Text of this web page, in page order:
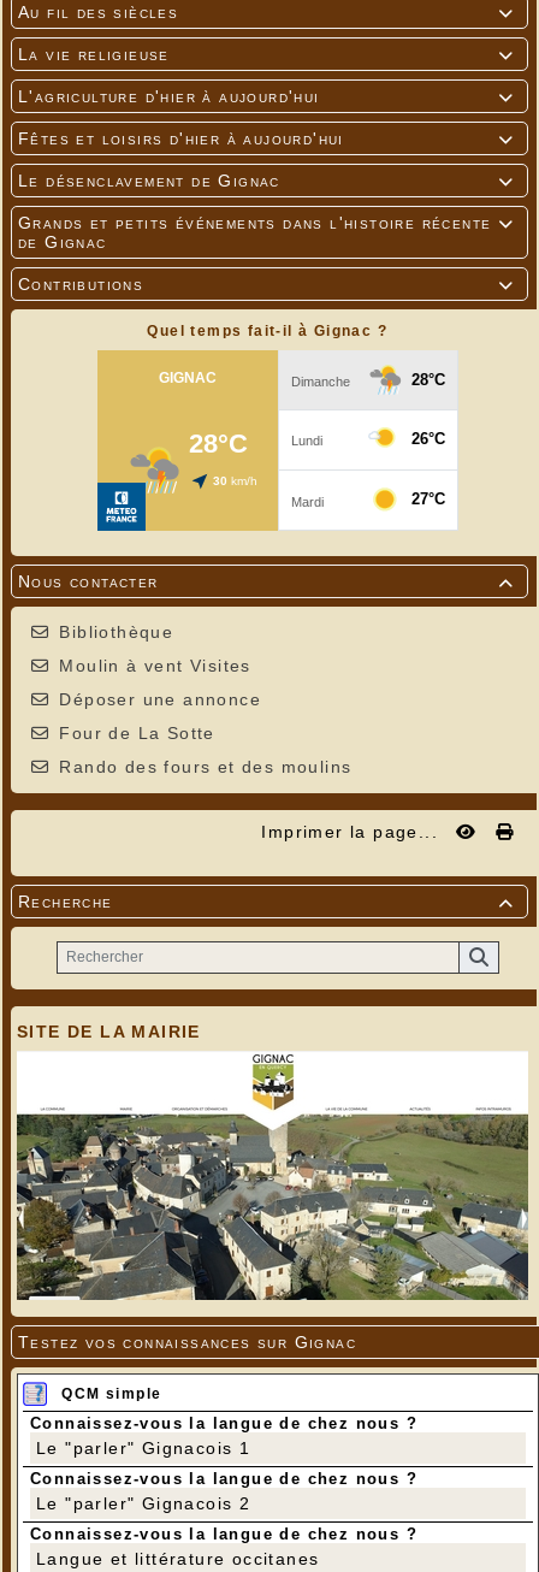

Au fil des siècles

La vie religieuse

L'agriculture d'hier à aujourd'hui

Fêtes et loisirs d'hier à aujourd'hui

Le désenclavement de Gignac

Grands et petits événements dans l'histoire récente
de Gignac

Contributions
Quel temps fait-il à Gignac ?

Nous contacter
Bibliothèque
Moulin à vent Visites
Déposer une annonce
Four de La Sotte
Rando des fours et des moulins
Imprimer la page...

Recherche
SITE DE LA MAIRIE
Testez vos connaissances sur Gignac
QCM simple
Connaissez-vous la langue de chez nous ?
Le "parler" Gignacois 1
Connaissez-vous la langue de chez nous ?
Le "parler" Gignacois 2
Connaissez-vous la langue de chez nous ?
Langue et littérature occitanes